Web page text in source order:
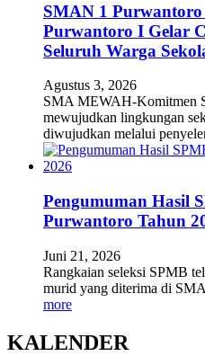
SMAN 1 Purwantoro
Purwantoro I Gelar
Seluruh Warga
Agustus 3, 2026
SMA MEWAH-Komitmen
mewujudkan lingkungan
diwujudkan melalui
Pengumuman Hasil
Purwantoro Tahun
Juni 21, 2026
Rangkaian seleksi SPMB
murid yang diterima di
more
KALENDER